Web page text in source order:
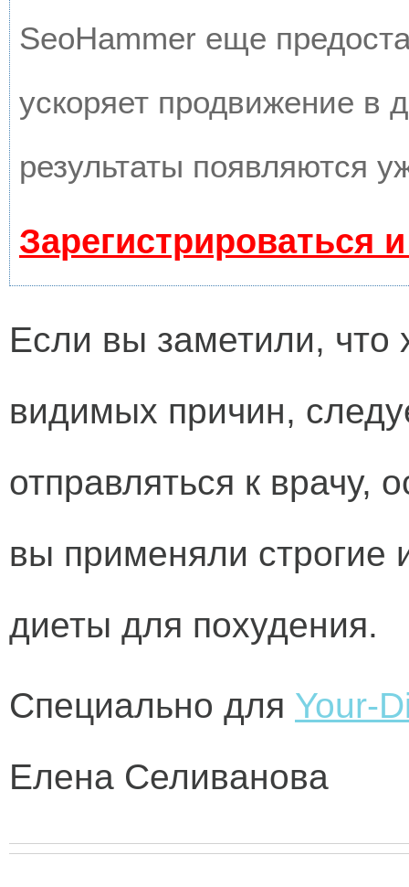
SeoHammer еще
ускоряет продвижение в
результаты появляются
Зарегистрироваться
Если вы заметили, что
видимых причин,
отправляться к врачу,
вы применяли строгие
диеты для похудения.
Специально для Your-
Елена Селиванова